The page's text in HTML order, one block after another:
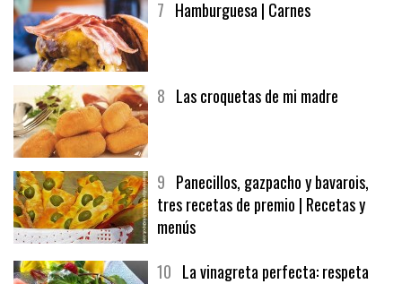
9Panecillos, gazpacho y bavarois,
tres recetas de premio | Recetas y
menús